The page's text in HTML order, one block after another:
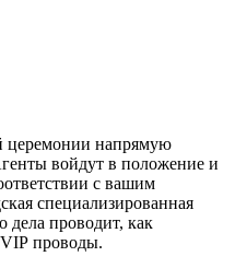
церемонии напрямую
войдут в положение и
с вашим
специализированная
дела проводит, как
проводы.